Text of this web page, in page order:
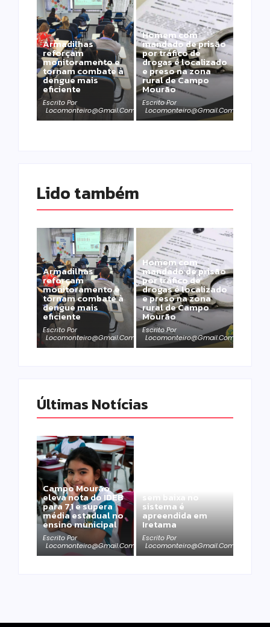
Armadilhas
reforçam
monitoramento e
tornam combate à
dengue mais
eficiente
Escrito Por
Locomonteiro@gmail.com
Homem com
mandado de prisão
por tráfico de
drogas é localizado
e preso na zona
rural de Campo
Mourão
Escrito Por
Locomonteiro@gmail.com
Lido também
Armadilhas
reforçam
monitoramento e
tornam combate à
dengue mais
eficiente
Escrito Por
Locomonteiro@gmail.com
Homem com
mandado de prisão
por tráfico de
drogas é localizado
e preso na zona
rural de Campo
Mourão
Escrito Por
Locomonteiro@gmail.com
Últimas Notícias
Campo Mourão
eleva nota do IDEB
para 7,1 e supera
média estadual no
ensino municipal
Escrito Por
Locomonteiro@gmail.com
sem baixa no
sistema é
apreendida em
Iretama
Escrito Por
Locomonteiro@gmail.com